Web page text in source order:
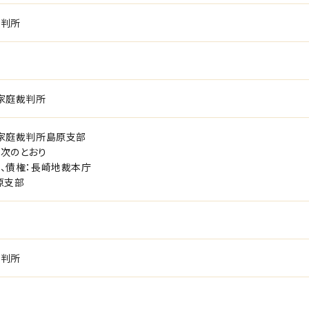
所
庭裁判所
庭裁判所島原支部
のとおり
債権：長崎地裁本庁
支部
所